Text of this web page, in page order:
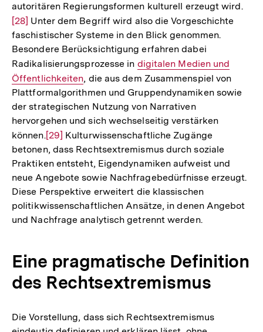
autoritären Regierungsformen kulturell erzeugt wird.Zur
[28] Unter dem Begriff wird also die Vorgeschichte
faschistischer Systeme in den Blick genommen.
Besondere Berücksichtigung erfahren dabei
Radikalisierungsprozesse in Interner
Link:
digitalen Medien und
Öffentlichkeiten, die aus dem Zusammenspiel von
Plattformalgorithmen und Gruppendynamiken sowie
der strategischen Nutzung von Narrativen
hervorgehen und sich wechselseitig verstärken
können.Zur
Auflösung
der
Fußnote
[29] Kulturwissenschaftliche Zugänge
betonen, dass Rechtsextremismus durch soziale
Praktiken entsteht, Eigendynamiken aufweist und
neue Angebote sowie Nachfragebedürfnisse erzeugt.
Diese Perspektive erweitert die klassischen
politikwissenschaftlichen Ansätze, in denen Angebot
und Nachfrage analytisch getrennt werden.
Eine pragmatische Definition
des Rechtsextremismus
Die Vorstellung, dass sich Rechtsextremismus